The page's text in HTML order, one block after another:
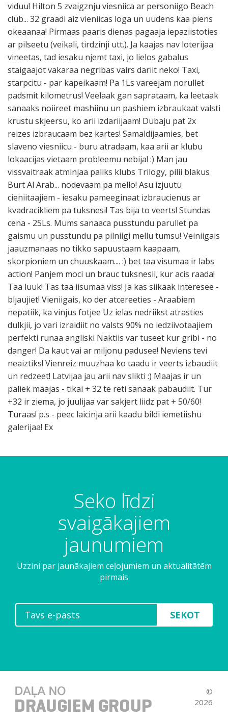
viduu! Hilton 5 zvaigznju viesniica ar personiigo Beach
club... 32 graadi aiz vieniicas loga un uudens kaa piens
okeaanaa! Pirmaas paaris dienas pagaaja iepaziistoties
ar pilseetu (veikali, tirdzinji utt.). Ja kaajas nav loterijaa
vineetas, tad iesaku njemt taxi, jo lielos gabalus
staigaajot vakaraa negribas vairs dariit neko! Taxi,
starpcitu - par kapeikaam! Pa 1Ls vareejam norullet
padsmit kilometrus! Veelaak gan saprataam, ka leetaak
sanaaks noiireet mashiinu un pashiem izbraukaat valsti
krustu skjeersu, ko arii izdariijaam! Dubaju pat 2x
reizes izbraucaam bez kartes! Samaldijaamies, bet
slaveno viesniicu - buru atradaam, kaa arii ar klubu
lokaacijas vietaam probleemu nebija! :) Man jau
vissvaitraak atminjaa paliks klubs Trilogy, pilii blakus
Burt Al Arab... nodevaam pa mello! Asu izjuutu
cieniitaajiem - iesaku pameeginaat izbraucienus ar
kvadracikliem pa tuksnesi! Tas bija to veerts! Stundas
cena - 25Ls. Mums sanaaca pusstundu parullet pa
gaismu un pusstundu pa pilniigi mellu tumsu! Veiniigais
jaauzmanaas no tikko sapuustaam kaapaam,
skorpioniem un chuuskaam.... :) bet taa visumaa ir labs
action! Panjem moci un brauc tuksnesii, kur acis raada!
Taa luuk! Tas taa iisumaa viss! Ja kas siikaak interesee -
bljaujiet! Vieniigais, ko der atcereeties - Araabiem
nepatiik, ka vinjus fotjee Uz ielas nedriikst atrasties
dulkjii, jo vari izraidiit no valsts 90% no iedziivotaajiem
perfekti runaa angliski Naktiis var tuseet kur gribi - no
danger! Da kaut vai ar miljonu padusee! Neviens tevi
neaiztiks! Vienreiz muuzhaa ko taadu ir veerts izbaudiit
un redzeet! Latvijaa jau arii nav slikti :) Maajas ir un
paliek maajas - tikai + 32 te reti sanaak pabaudiit. Tur
+32 ir ziema, jo juulijaa var sakjert liidz pat + 50/60!
Turaas! p.s - peec laicinja arii kaadu bildi iemetiishu
galerijaa! Ex
Seko līdzi
svaigākajiem
jaunumiem
Uzzini par jaunākajiem ceļojumiem un aktualitātēm
pirmais
SEKOT
©
2026